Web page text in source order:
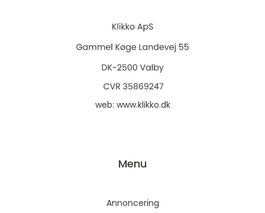
web: www.klikko.dk
Menu
Annoncering